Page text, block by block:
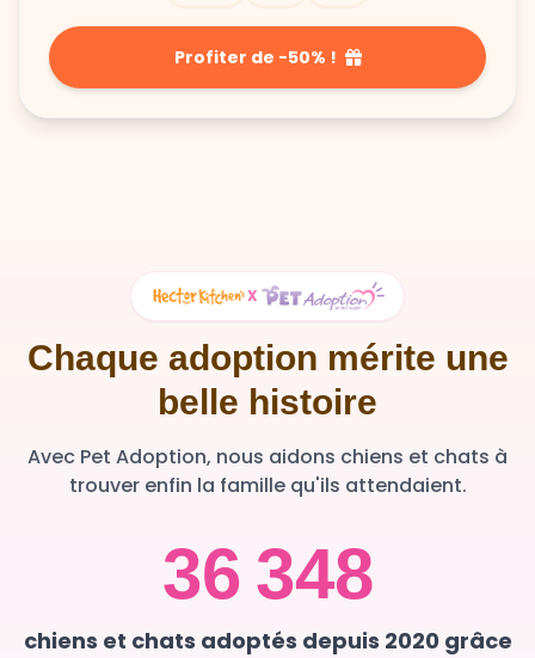
Profiter de -50% !
X
Chaque adoption mérite une
belle histoire
Avec Pet Adoption, nous aidons chiens et chats à
trouver enfin la famille qu'ils attendaient.
36 348
chiens et chats adoptés depuis 2020 grâce